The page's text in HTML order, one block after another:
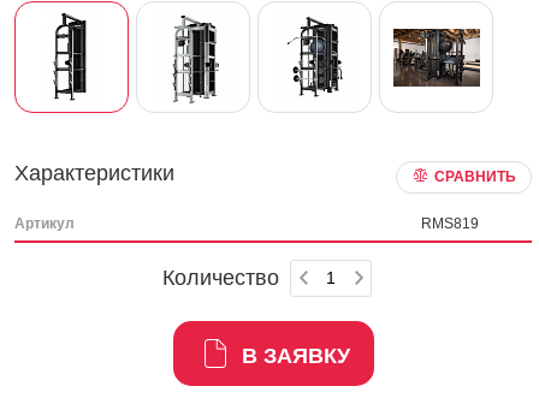
Характеристики СРАВНИТЬ
Артикул RMS819
Количество
В ЗАЯВКУ